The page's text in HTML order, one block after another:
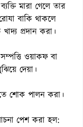
মারা গেলে তার
বাকি থাকলে
প্রদান করা।
ওয়াকফ বা
দেয়া।
শোক পালন করা।
পেশ করা হল: